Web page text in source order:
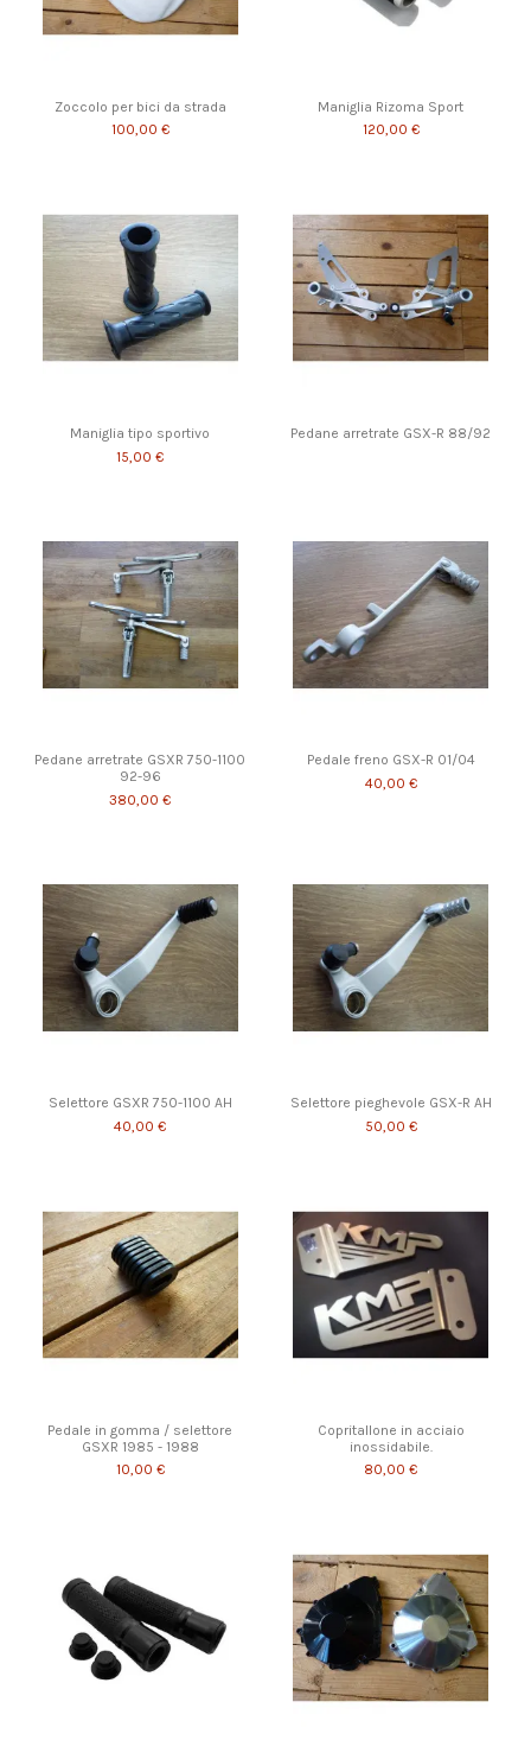
Zoccolo per bici da strada
100,00 €
Maniglia Rizoma Sport
120,00 €
Maniglia tipo sportivo
15,00 €
Pedane arretrate GSX-R 88/92
Pedane arretrate GSXR 750-1100
92-96
380,00 €
Pedale freno GSX-R 01/04
40,00 €
Selettore GSXR 750-1100 AH
40,00 €
Selettore pieghevole GSX-R AH
50,00 €
Pedale in gomma / selettore
GSXR 1985 - 1988
10,00 €
Copritallone in acciaio
inossidabile.
80,00 €